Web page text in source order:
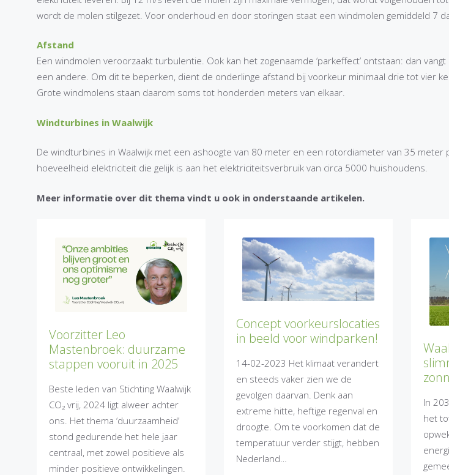
wordt de molen stilgezet. Voor onderhoud en door storingen staat een windmolen gemiddeld 7
Afstand
Een windmolen veroorzaakt turbulentie. Ook kan het zogenaamde ‘parkeffect’ ontstaan: dan
een andere. Om dit te beperken, dient de onderlinge afstand bij voorkeur minimaal drie tot vier
Grote windmolens staan daarom soms tot honderden meters van elkaar.
Windturbines in Waalwijk
De windturbines in Waalwijk met een ashoogte van 80 meter en een rotordiameter van 35 meter
hoeveelheid elektriciteit die gelijk is aan het elektriciteitsverbruik van circa 5000 huishoudens.
Meer informatie over dit thema vindt u ook in onderstaande artikelen.
Voorzitter Leo
Mastenbroek: duurzame
stappen vooruit in 2025
Beste leden van Stichting Waalwijk
CO₂ vrij, 2024 ligt alweer achter
ons. Het thema ‘duurzaamheid’
stond gedurende het hele jaar
centraal, met zowel positieve als
minder positieve ontwikkelingen.
Concept voorkeurslocaties
in beeld voor windparken!
14-02-2023 Het klimaat verandert
en steeds vaker zien we de
gevolgen daarvan. Denk aan
extreme hitte, heftige regenval en
droogte. Om te voorkomen dat de
temperatuur verder stijgt, hebben
Nederland…
In
het